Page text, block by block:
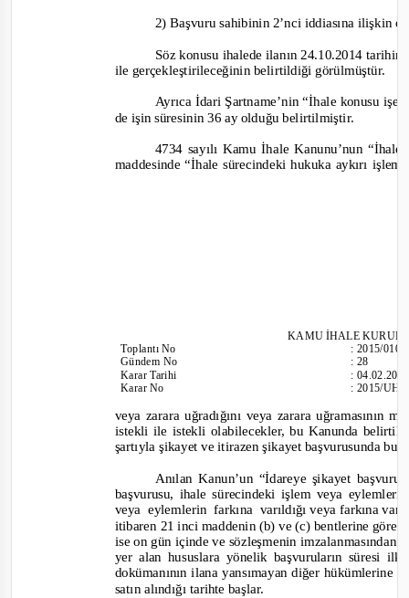
2) Başvuru sahibinin 2’nci iddiasına ilişkin
Söz konusu ihalede ilanın 24.10.2014
ile gerçekleştirileceğinin belirtildiği görülmüştür.
Ayrıca İdari Şartname’nin “İhale konusu
de işin süresinin 36 ay olduğu belirtilmiştir.
4734 sayılı Kamu İhale Kanunu’nun
maddesinde“İhale sürecindeki hukuka aykırı
KAMU İHALE
ToplantıNo
Gündem No
Karar Tarihi
Karar No
:2015/010
:28
:
:2015/
veya zarara uğradığını veya zarara
istekli ile istekli olabilecekler, bu Kanunda
şartıyla şikayet ve itirazen şikayet başvurusunda
Anılan Kanun’un “İdareye şikayet
başvurusu, ihale sürecindeki işlem veya eylemlerin
veya eylemlerin farkına varıldığı veya farkına
itibaren 21 inci maddenin (b) ve (c) bentlerine göre
ise on gün içinde ve sözleşmenin imzalanmasından
yer alan hususlara yönelik başvuruların süresi
dokümanının ilana yansımayan diğer hükümlerine
satın alındığı tarihte başlar.